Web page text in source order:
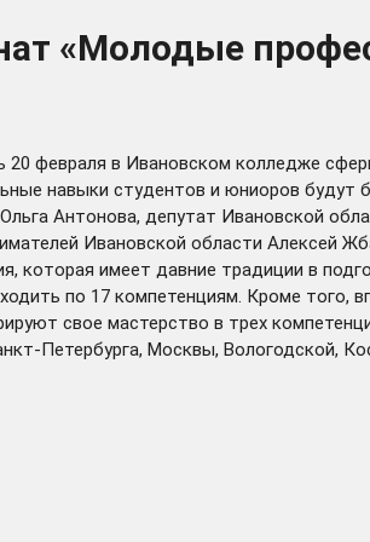
«Молодые
февраля в Ивановском колледже
навыки студентов и юниоров будут
Антонова, депутат Ивановской
Ивановской области Алексей
которая имеет давние традиции в
по 17 компетенциям. Кроме того,
свое мастерство в трех
Петербурга, Москвы, Вологодской,